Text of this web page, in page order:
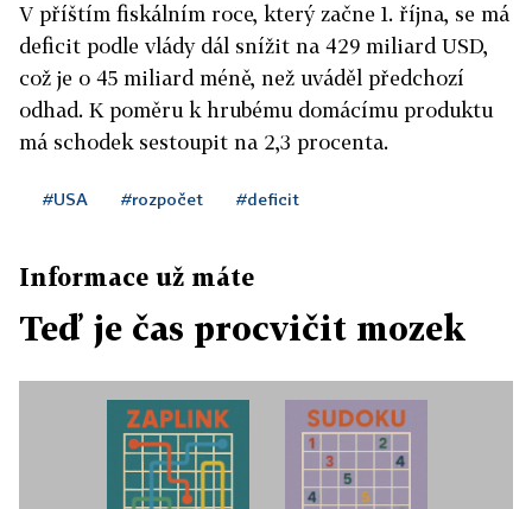
V příštím fiskálním roce, který začne 1. října, se má
deficit podle vlády dál snížit na 429 miliard USD,
což je o 45 miliard méně, než uváděl předchozí
odhad. K poměru k hrubému domácímu produktu
má schodek sestoupit na 2,3 procenta.
#USA #rozpočet #deficit
Informace už máte
Teď je čas procvičit mozek